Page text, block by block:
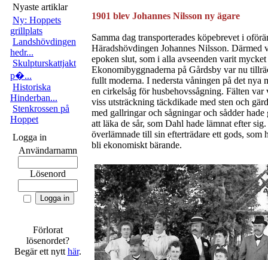
Nyaste artiklar
Ny: Hoppets
grillplats
Landshövdingen
hedr...
Skulpturskattjakt
p�...
Historiska
Hinderban...
Stenkrossen på
Hoppet
Logga in
Användarnamn
Lösenord
Förlorat
lösenordet?
Begär ett nytt här.
1901 blev Johannes Nilsson ny ägare
Samma dag transporterades köpebrevet i
Häradshövdingen Johannes Nilsson. Därmed
epoken slut, som i alla avseenden varit
Ekonomibyggnaderna på Gårdsby var nu
fullt moderna. I nedersta våningen på det nya
en cirkelsåg för husbehovssågning. Fälten var
viss utsträckning täckdikade med sten och
med gallringar och sågningar och sådder
att läka de sår, som Dahl hade lämnat efter
överlämnade till sin efterträdare ett gods, som
bli ekonomiskt bärande.